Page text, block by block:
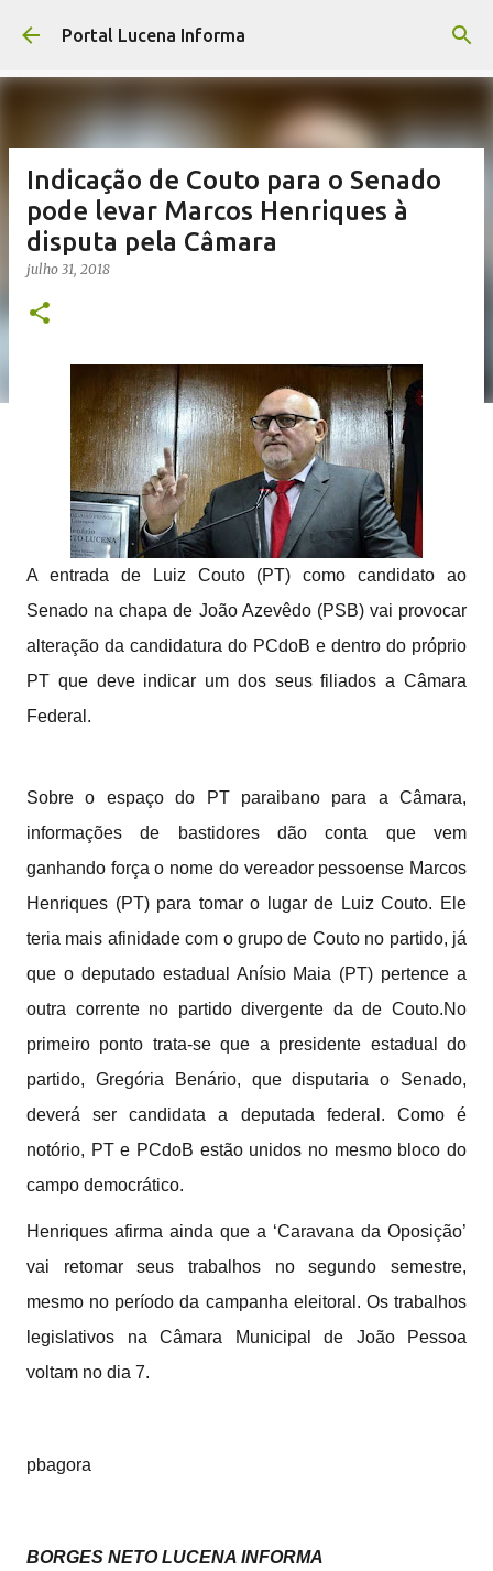
Pular para o conteúdo principal
Portal Lucena Informa
Indicação de Couto para o Senado
pode levar Marcos Henriques à
disputa pela Câmara
julho 31, 2018
A entrada de Luiz Couto (PT) como candidato ao
Senado na chapa de João Azevêdo (PSB) vai provocar
alteração da candidatura do PCdoB e dentro do próprio
PT que deve indicar um dos seus filiados a Câmara
Federal.
Sobre o espaço do PT paraibano para a Câmara,
informações de bastidores dão conta que vem
ganhando força o nome do vereador pessoense Marcos
Henriques (PT) para tomar o lugar de Luiz Couto. Ele
teria mais afinidade com o grupo de Couto no partido, já
que o deputado estadual Anísio Maia (PT) pertence a
outra corrente no partido divergente da de Couto.No
primeiro ponto trata-se que a presidente estadual do
partido, Gregória Benário, que disputaria o Senado,
deverá ser candidata a deputada federal. Como é
notório, PT e PCdoB estão unidos no mesmo bloco do
campo democrático.
Henriques afirma ainda que a ‘Caravana da Oposição’
vai retomar seus trabalhos no segundo semestre,
mesmo no período da campanha eleitoral. Os trabalhos
legislativos na Câmara Municipal de João Pessoa
voltam no dia 7.
pbagora
BORGES NETO LUCENA INFORMA